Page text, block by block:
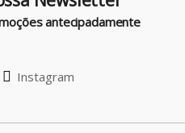
antecipadamente
Instagram